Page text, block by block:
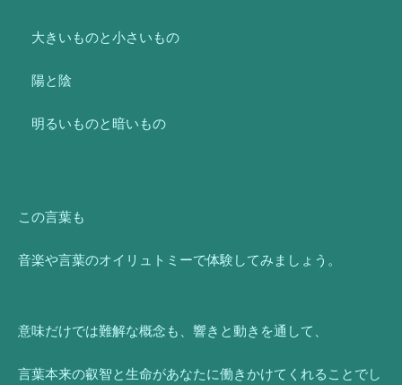
大きいものと小さいもの
陽と陰
明るいものと暗いもの
この言葉も
音楽や言葉のオイリュトミーで体験してみましょう。
意味だけでは難解な概念も、響きと動きを通して、
言葉本来の叡智と生命があなたに働きかけてくれることでし